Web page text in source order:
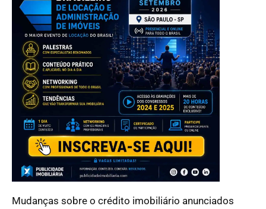
Mudanças sobre o crédito imobiliário anunciados